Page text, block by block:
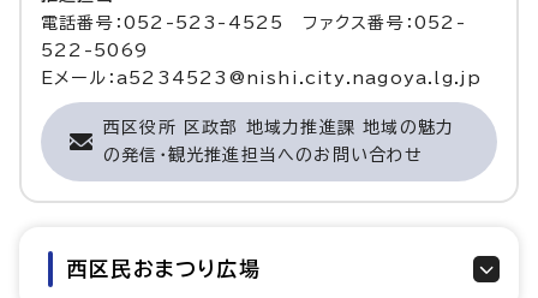
電話番号：052-523-4525 ファクス番号：052-
522-5069
Eメール：a5234523@nishi.city.nagoya.lg.jp
西区役所 区政部 地域力推進課 地域の魅力
の発信・観光推進担当へのお問い合わせ
西区民おまつり広場